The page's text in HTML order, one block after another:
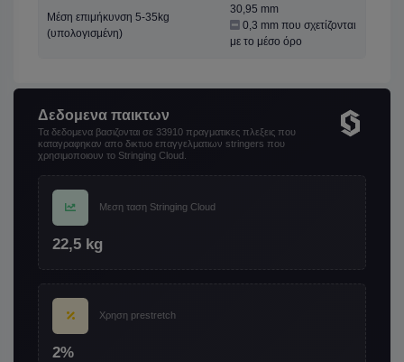
Μέση επιμήκυνση 5-35kg
(υπολογισμένη)
30,95 mm
0,3 mm που σχετίζονται
με το μέσο όρο
Δεδομενα παικτων
Τα δεδομενα βασιζονται σε 33910 πραγματικες πλεξεις που
καταγραφηκαν απο δικτυο επαγγελματιων stringers που
χρησιμοποιουν το Stringing Cloud.
Μεση ταση Stringing Cloud
22,5 kg
Χρηση prestretch
2%